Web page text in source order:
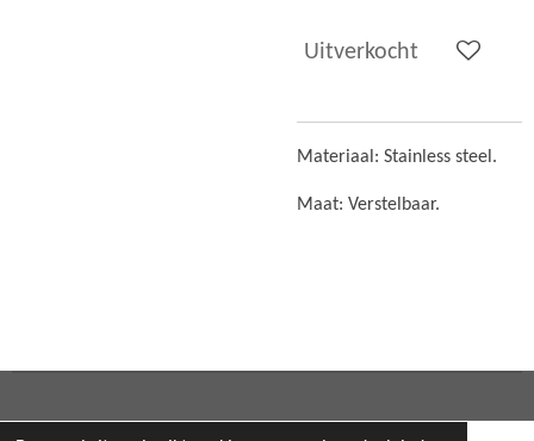
Uitverkocht
Materiaal: Stainless steel.
Maat: Verstelbaar.